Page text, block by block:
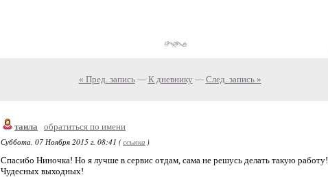
« Пред. запись— К дневнику — След. запись »
таила
обратиться по имени
Суббота, 07 Ноября 2015 г. 08:41 (ссылка )
Спасибо Ниночка! Но я лучше в сервис отдам, сама не решусь делать такую работу!
Чудесных выходных!